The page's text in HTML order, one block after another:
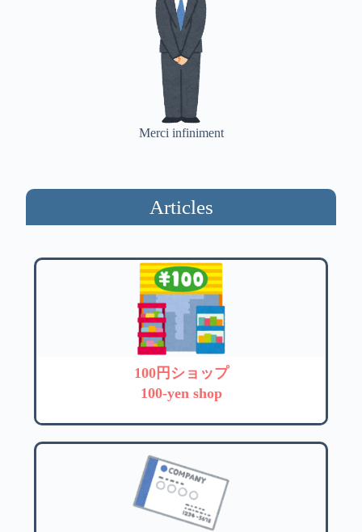
Merci infiniment
Articles
100円ショップ
100-yen shop